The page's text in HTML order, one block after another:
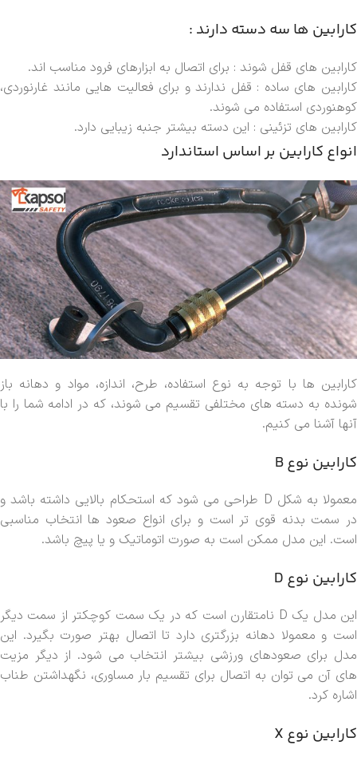
کارابین ها سه دسته دارند :
کارابین های قفل شوند : برای اتصال به ابزارهای فرود مناسب اند.
کارابین های ساده : قفل ندارند و برای فعالیت هایی مانند غارنوردی،
کوهنوردی استفاده می شوند.
کارابین های تزئینی : این دسته بیشتر جنبه زیبایی دارد.
انواع کارابین بر اساس استاندارد
کارابین ها با توجه به نوع استفاده، طرح، اندازه، مواد و دهانه باز
شونده به دسته های مختلفی تقسیم می شوند، که در ادامه شما را با
آنها آشنا می کنیم.
کارابین نوع B
معمولا به شکل D طراحی می شود که استحکام بالایی داشته باشد و
در سمت بدنه قوی تر است و برای انواع صعود ها انتخاب مناسبی
است. این مدل ممکن است به صورت اتوماتیک و یا پیچ باشد.
کارابین نوع D
این مدل یک D نامتقارن است که در یک سمت کوچکتر از سمت دیگر
است و معمولا دهانه بزرگتری دارد تا اتصال بهتر صورت بگیرد. این
مدل برای صعودهای ورزشی بیشتر انتخاب می شود. از دیگر مزیت
های آن می توان به اتصال برای تقسیم بار مساوری، نگهداشتن طناب
اشاره کرد.
کارابین نوع X